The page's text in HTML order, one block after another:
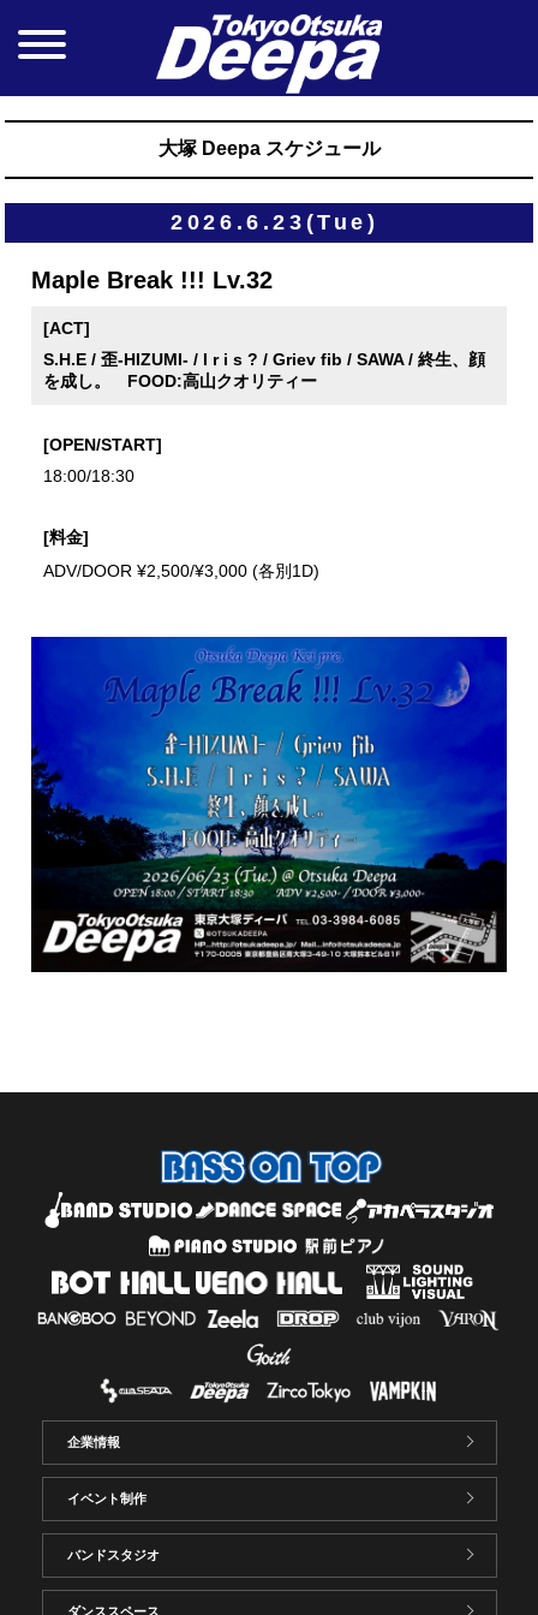
大塚 Deepa スケジュール
2026.6.23(Tue)
Maple Break !!! Lv.32
[ACT]
S.H.E / 歪-HIZUMI- / I r i s ? / Griev fib / SAWA / 終生、顔
を成し。 FOOD:高山クオリティー
[OPEN/START]
18:00/18:30
[料金]
ADV/DOOR ¥2,500/¥3,000 (各別1D)
企業情報
イベント制作
バンドスタジオ
ダンススペース